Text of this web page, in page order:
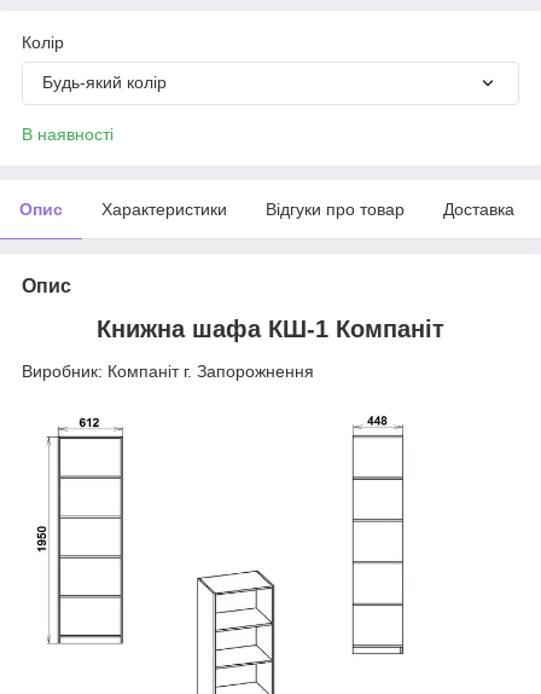
Колір
Будь-який колір
В наявності
Опис Характеристики Відгуки про товар Доставка
Опис
Книжна шафа КШ-1 Компаніт
Виробник: Компаніт г. Запорожнення